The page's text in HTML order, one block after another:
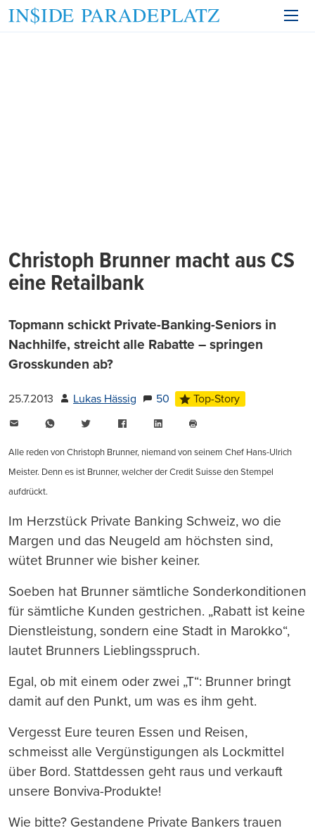
Christoph Brunner macht aus CS
eine Retailbank
Topmann schickt Private-Banking-Seniors in
Nachhilfe, streicht alle Rabatte – springen
Grosskunden ab?
25.7.2013 Lukas Hässig 50
Top-Story
WhatsAppTwitter FacebookLinkedIn
Alle reden von Christoph Brunner, niemand von seinem Chef Hans-Ulrich
Meister. Denn es ist Brunner, welcher der Credit Suisse den Stempel
aufdrückt.
Im Herzstück Private Banking Schweiz, wo die
Margen und das Neugeld am höchsten sind,
wütet Brunner wie bisher keiner.
Soeben hat Brunner sämtliche Sonderkonditionen
für sämtliche Kunden gestrichen. „Rabatt ist keine
Dienstleistung, sondern eine Stadt in Marokko“,
lautet Brunners Lieblingsspruch.
Egal, ob mit einem oder zwei „T“: Brunner bringt
damit auf den Punkt, um was es ihm geht.
Vergesst Eure teuren Essen und Reisen,
schmeisst alle Vergünstigungen als Lockmittel
über Bord. Stattdessen geht raus und verkauft
unsere Bonviva-Produkte!
Wie bitte? Gestandene Private Bankers trauen